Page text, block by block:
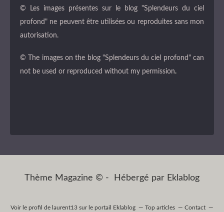
© Les images présentes sur le blog "Splendeurs du ciel
profond" ne peuvent être utilisées ou reproduites sans mon
autorisation.
© The images on the blog "Splendeurs du ciel profond" can
not be used or reproduced without my permission.
Thème Magazine © - Hébergé par Eklablog
Voir le profil de laurent13 sur le portail Eklablog Top articles Contact